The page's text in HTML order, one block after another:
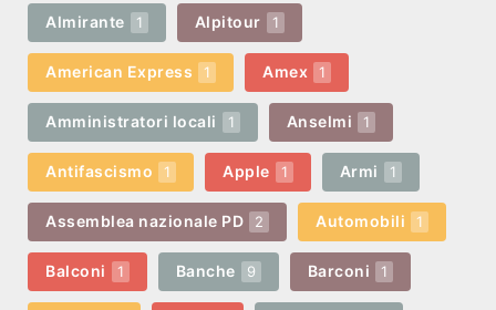
Almirante 1 Alpitour 1
American Express 1 Amex 1
Amministratori locali 1 Anselmi 1
Antifascismo 1 Apple 1 Armi 1
Assemblea nazionale PD 2 Automobili 1
Balconi 1 Banche 9 Barconi 1